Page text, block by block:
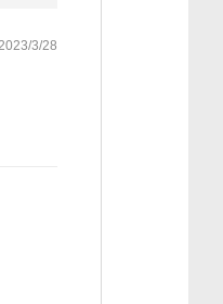
2023/3/28